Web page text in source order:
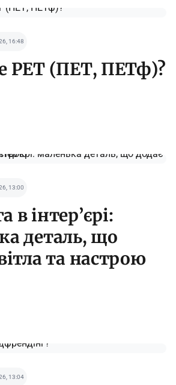
16:48
PET (ПЕТ, ПЕТф)?
13:00
в інтер’єрі:
деталь, що
та настрою
13:04